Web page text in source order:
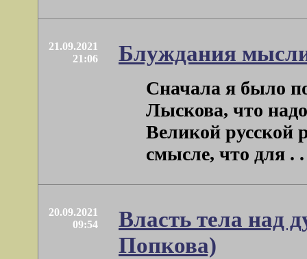
21.09.2021
21:06
Блуждания
Сначала я было
Лыскова, что
Великой русской
смысле, что для .
20.09.2021
09:54
Власть тела над
Попкова)